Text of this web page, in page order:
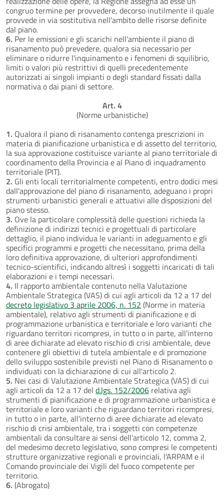
congruo termine per provvedere, decorso inutilmente il quale
provvede in via sostitutiva nell'ambito delle risorse definite
dal piano.
6. Per le emissioni e gli scarichi nell'ambiente il piano di
risanamento può prevedere, qualora sia necessario per
eliminare o ridurre l'inquinamento e i fenomeni di squilibrio,
limiti o valori più restrittivi di quelli precedentemente
autorizzati ai singoli impianti o degli standard fissati dalla
normativa o dai piani di settore.
Art. 4
(Norme urbanistiche)
1. Qualora il piano di risanamento contenga prescrizioni in
materia di pianificazione urbanistica e di assetto del territorio,
la sua approvazione costituisce variante al piano territoriale di
coordinamento della Provincia e al Piano di inquadramento
territoriale (PIT).
2. Gli enti locali territorialmente competenti, entro dodici mesi
dall'approvazione del piano di risanamento, adeguano i propri
strumenti urbanistici generali e attuativi alle disposizioni del
piano stesso.
3. Ove la particolare complessità delle questioni richieda la
definizione di indirizzi tecnici e progettuali di particolare
dettaglio, il piano individua le varianti in adeguamento e gli
specifici programmi e progetti che necessitano, prima della
loro definitiva approvazione, di ulteriori approfondimenti
tecnico-scientifici, indicando altresì i soggetti incaricati di tali
elaborazioni e i tempi necessari.
4. Il rapporto ambientale contenuto nella Valutazione
Ambientale Strategica (VAS) di cui agli articoli da 12 a 17 del
decreto legislativo 3 aprile 2006, n. 152 (Norme in materia
ambientale), relativo agli strumenti di pianificazione e di
programmazione urbanistica e territoriale e loro varianti che
riguardano territori ricompresi, in tutto o in parte, all'interno
di aree dichiarate ad elevato rischio di crisi ambientale, deve
contenere gli obiettivi di tutela ambientale e di promozione
dello sviluppo sostenibile previsti nel Piano di Risanamento o
individuati con la dichiarazione di cui all'articolo 2.
5. Nei casi di Valutazione Ambientale Strategica (VAS) di cui
agli articoli da 12 a 17 del d.lgs. 152/2006 relativa agli
strumenti di pianificazione e di programmazione urbanistica e
territoriale e loro varianti che riguardano territori ricompresi,
in tutto o in parte, all'interno di aree dichiarate ad elevato
rischio di crisi ambientale, tra i soggetti con competenze
ambientali da consultare ai sensi dell'articolo 12, comma 2,
del medesimo decreto legislativo, sono compresi le competenti
strutture organizzative regionali e provinciali, l'ARPAM e il
Comando provinciale dei Vigili del fuoco competente per
territorio.
6. (Abrogato)